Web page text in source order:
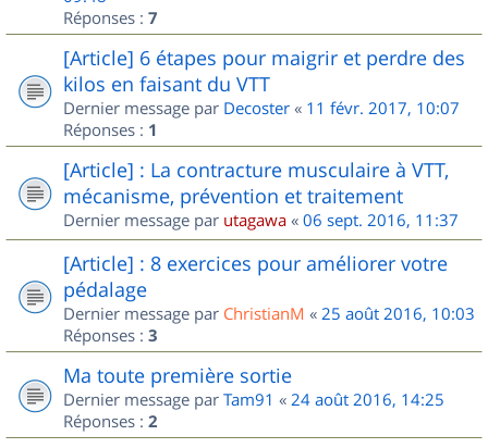
Réponses : 7
[Article] 6 étapes pour maigrir et perdre des
kilos en faisant du VTT
Dernier message par Decoster « 11 févr. 2017, 10:07
Réponses : 1
[Article] : La contracture musculaire à VTT,
mécanisme, prévention et traitement
Dernier message par utagawa « 06 sept. 2016, 11:37
[Article] : 8 exercices pour améliorer votre
pédalage
Dernier message par ChristianM « 25 août 2016, 10:03
Réponses : 3
Ma toute première sortie
Dernier message par Tam91 « 24 août 2016, 14:25
Réponses : 2